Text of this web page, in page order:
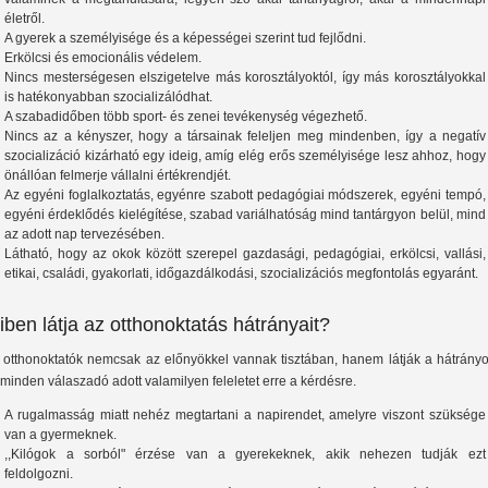
életről.
A gyerek a személyisége és a képességei szerint tud fejlődni.
Erkölcsi és emocionális védelem.
Nincs mesterségesen elszigetelve más korosztályoktól, így más korosztályokkal
is hatékonyabban szocializálódhat.
A szabadidőben több sport- és zenei tevékenység végezhető.
Nincs az a kényszer, hogy a társainak feleljen meg mindenben, így a negatív
szocializáció kizárható egy ideig, amíg elég erős személyisége lesz ahhoz, hogy
önállóan felmerje vállalni értékrendjét.
Az egyéni foglalkoztatás, egyénre szabott pedagógiai módszerek, egyéni tempó,
egyéni érdeklődés kielégítése, szabad variálhatóság mind tantárgyon belül, mind
az adott nap tervezésében.
Látható, hogy az okok között szerepel gazdasági, pedagógiai, erkölcsi, vallási,
etikai, családi, gyakorlati, időgazdálkodási, szocializációs megfontolás egyaránt.
látja az otthonoktatás hátrányait?
otthonoktatók nemcsak az előnyökkel vannak tisztában, hanem látják a
válaszadó adott valamilyen feleletet erre a kérdésre.
A rugalmasság miatt nehéz megtartani a napirendet, amelyre viszont szüksége
van a gyermeknek.
,,Kilógok a sorból" érzése van a gyerekeknek, akik nehezen tudják ezt
feldolgozni.